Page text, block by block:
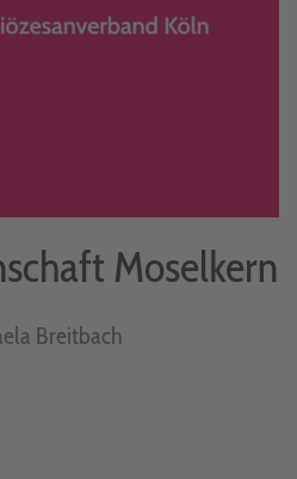
Moselkern
Breitbach